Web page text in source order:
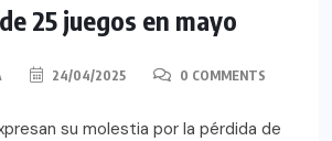
25 juegos en mayo
24/04/2025 0 COMMENTS
su molestia por la pérdida de